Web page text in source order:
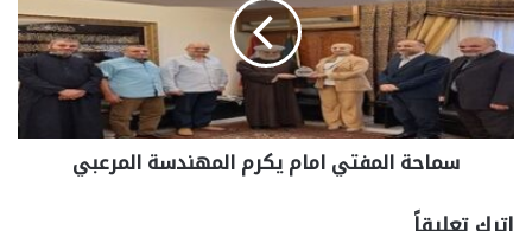
سماحة المفتي امام يكرم المهندسة المرعبي